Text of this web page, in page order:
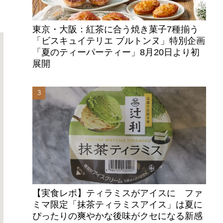
東京・大阪：紅茶に合う焼き菓子7種揃う
「ビスキュイテリエ ブルトンヌ」特別企画
「夏のティーパーティー」8月20日より初
展開
【実食レポ】ティラミスがアイスに ファ
ミマ限定「抹茶ティラミスアイス」は夏に
ぴったりの爽やかな後味がクセになる新感